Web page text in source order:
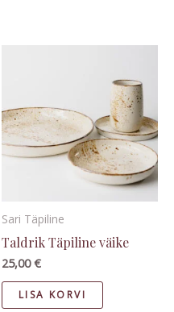
Sari Täpiline
Taldrik Täpiline väike
25,00€
LISA KORVI